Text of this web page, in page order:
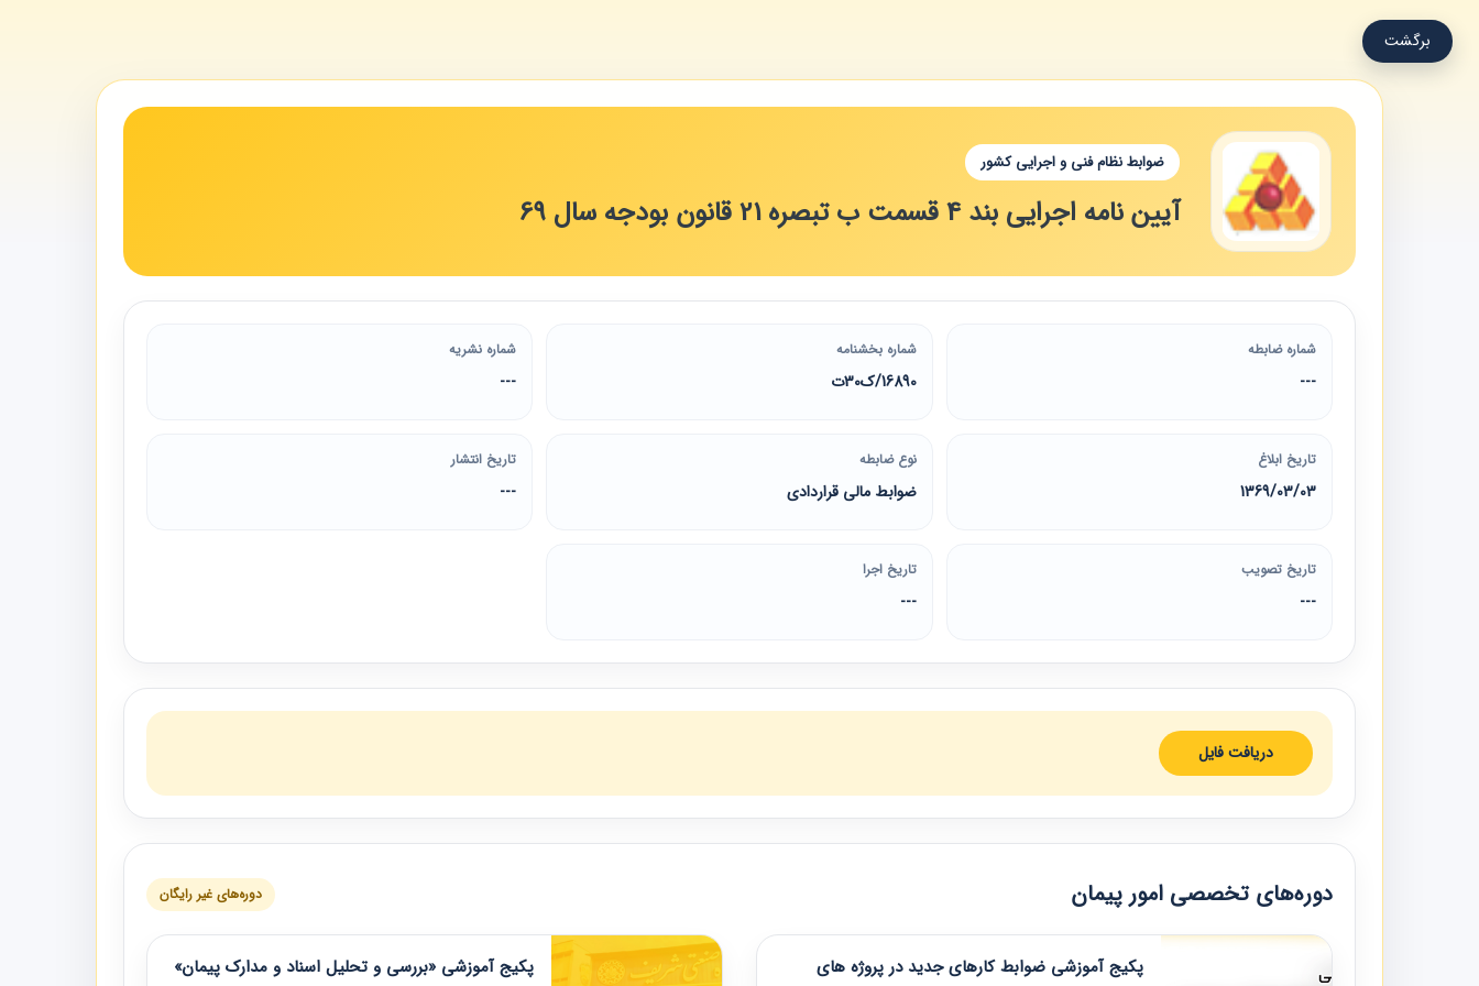
برگشت
ضوابط نظام فنی و اجرایی کشور
آیین نامه اجرایی بند 4 قسمت ب تبصره 21 قانون بودجه سال 69
شماره ضابطه
---
شماره بخشنامه
16890/ک30ت
شماره نشریه
---
تاریخ ابلاغ
1369/03/03
نوع ضابطه
ضوابط مالی قراردادی
تاریخ انتشار
---
تاریخ تصویب
---
تاریخ اجرا
---
دریافت فایل
دوره‌های تخصصی امور پیمان دوره‌های غیر رایگان
پکیج آموزشی ضوابط کارهای جدید در پروژه های
پکیج آموزشی «بررسی و تحلیل اسناد و مدارک پیمان»